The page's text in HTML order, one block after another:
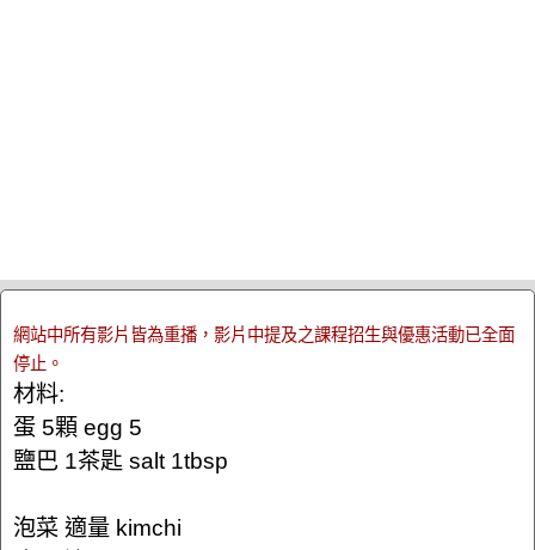
網站中所有影片皆為重播，影片中提及之課程招生與優惠活動已全面
停止。
材料:
蛋 5顆 egg 5
鹽巴 1茶匙 salt 1tbsp
泡菜 適量 kimchi